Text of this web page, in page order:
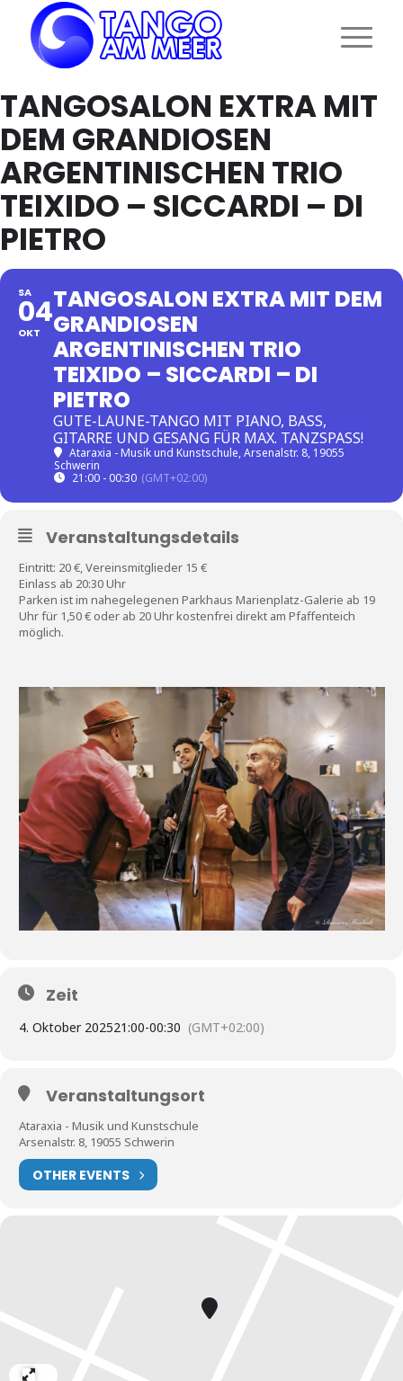
TANGOSALON EXTRA MIT
DEM GRANDIOSEN
ARGENTINISCHEN TRIO
TEIXIDO – SICCARDI – DI
PIETRO
SA
04
OKT
TANGOSALON EXTRA MIT DEM
GRANDIOSEN
ARGENTINISCHEN TRIO
TEIXIDO – SICCARDI – DI
PIETRO
GUTE-LAUNE-TANGO MIT PIANO, BASS,
GITARRE UND GESANG FÜR MAX. TANZSPASS!
Ataraxia - Musik und Kunstschule, Arsenalstr. 8, 19055
Schwerin
21:00 - 00:30 (GMT+02:00)
Veranstaltungsdetails
Eintritt: 20 €, Vereinsmitglieder 15 €
Einlass ab 20:30 Uhr
Parken ist im nahegelegenen Parkhaus Marienplatz-Galerie ab 19
Uhr für 1,50 € oder ab 20 Uhr kostenfrei direkt am Pfaffenteich
möglich.
Zeit
4. Oktober 202521:00-00:30 (GMT+02:00)
Veranstaltungsort
Ataraxia - Musik und Kunstschule
Arsenalstr. 8, 19055 Schwerin
OTHER EVENTS